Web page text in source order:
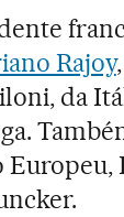
Rajoy
da